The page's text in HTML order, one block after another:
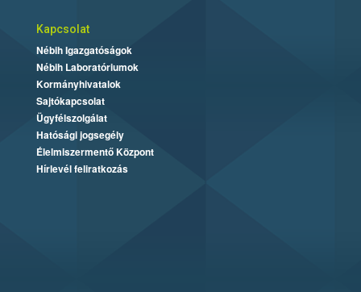
Kapcsolat
Nébih Igazgatóságok
Nébih Laboratóriumok
Kormányhivatalok
Sajtókapcsolat
Ügyfélszolgálat
Hatósági jogsegély
Élelmiszermentő Központ
Hírlevél feliratkozás